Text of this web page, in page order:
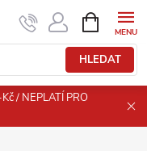
HLEDAT
NÁKUPNÍ
KOŠÍK
/ NEPLATÍ PRO